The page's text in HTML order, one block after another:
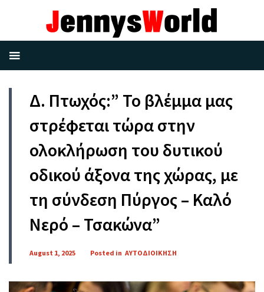
Δ. Πτωχός:” Το βλέμμα μας
στρέφεται τώρα στην
ολοκλήρωση του δυτικού
οδικού άξονα της χώρας, με
τη σύνδεση Πύργος – Καλό
Νερό – Τσακώνα”
August 1, 2025 Posted in ΑΥΤΟΔΙΟΙΚΗΣΗ